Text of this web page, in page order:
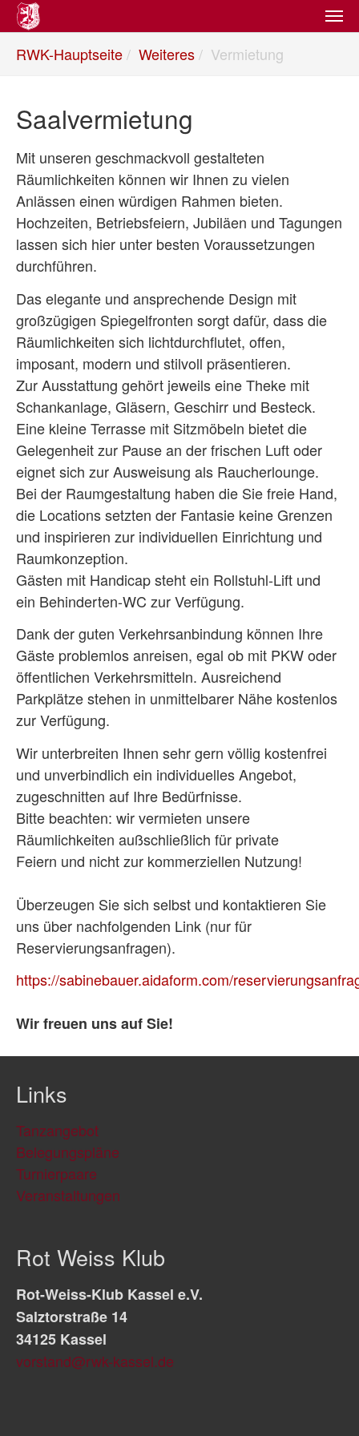
Zum
Hauptinhalt
springen
sind
RWK-Hauptseite Weiteres Vermietung
Saalvermietung
Mit unseren geschmackvoll gestalteten
Räumlichkeiten können wir Ihnen zu vielen
Anlässen einen würdigen Rahmen bieten.
Hochzeiten, Betriebsfeiern, Jubiläen und Tagungen
lassen sich hier unter besten Voraussetzungen
durchführen.
Das elegante und ansprechende Design mit
großzügigen Spiegelfronten sorgt dafür, dass die
Räumlichkeiten sich lichtdurchflutet, offen,
imposant, modern und stilvoll präsentieren.
Zur Ausstattung gehört jeweils eine Theke mit
Schankanlage, Gläsern, Geschirr und Besteck.
Eine kleine Terrasse mit Sitzmöbeln bietet die
Gelegenheit zur Pause an der frischen Luft oder
eignet sich zur Ausweisung als Raucherlounge.
Bei der Raumgestaltung haben die Sie freie Hand,
die Locations setzten der Fantasie keine Grenzen
und inspirieren zur individuellen Einrichtung und
Raumkonzeption.
Gästen mit Handicap steht ein Rollstuhl-Lift und
ein Behinderten-WC zur Verfügung.
Dank der guten Verkehrsanbindung können Ihre
Gäste problemlos anreisen, egal ob mit PKW oder
öffentlichen Verkehrsmitteln. Ausreichend
Parkplätze stehen in unmittelbarer Nähe kostenlos
zur Verfügung.
Wir unterbreiten Ihnen sehr gern völlig kostenfrei
und unverbindlich ein individuelles Angebot,
zugeschnitten auf Ihre Bedürfnisse.
Bitte beachten: wir vermieten unsere
Räumlichkeiten außschließlich für private
Feiern und nicht zur kommerziellen Nutzung!
Überzeugen Sie sich selbst und kontaktieren Sie
uns über nachfolgenden Link (nur für
Reservierungsanfragen).
https://sabinebauer.aidaform.com/
Wir freuen uns auf Sie!
Links
Tanzangebot
Belegungspläne
Turnierpaare
Veranstaltungen
Rot Weiss Klub
Rot-Weiss-Klub Kassel e.V.
Salztorstraße 14
34125 Kassel
vorstand@rwk-kassel.de